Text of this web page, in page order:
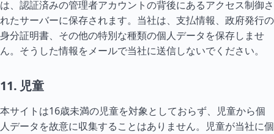
は、認証済みの管理者アカウントの背後にあるアクセス制御さ
れたサーバーに保存されます。当社は、支払情報、政府発行の
身分証明書、その他の特別な種類の個人データを保存しませ
ん。そうした情報をメールで当社に送信しないでください。
11. 児童
本サイトは16歳未満の児童を対象としておらず、児童から個
人データを故意に収集することはありません。児童が当社に個